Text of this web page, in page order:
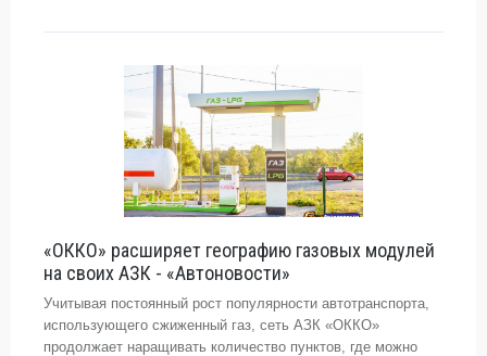
«ОККО» расширяет географию газовых модулей
на своих АЗК - «Автоновости»
Учитывая постоянный рост популярности автотранспорта,
использующего сжиженный газ, сеть АЗК «ОККО»
продолжает наращивать количество пунктов, где можно